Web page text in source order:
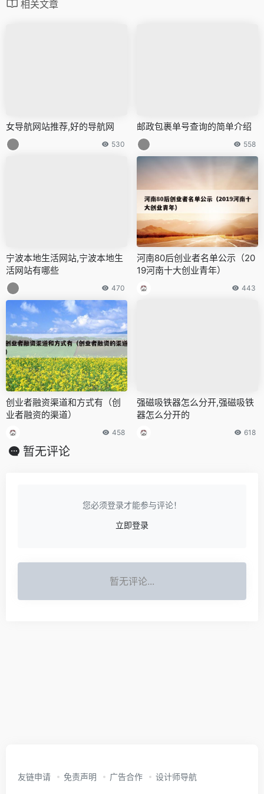
相关文章
女导航网站推荐,好的导航网
530
邮政包裹单号查询的简单介绍
558
宁波本地生活网站,宁波本地生
活网站有哪些
470
河南80后创业者名单公示（20
19河南十大创业青年）
443
创业者融资渠道和方式有（创
业者融资的渠道）
458
强磁吸铁器怎么分开,强磁吸铁
器怎么分开的
618
暂无评论
您必须登录才能参与评论！
立即登录
暂无评论...
友链申请 免责声明 广告合作 设计师导航